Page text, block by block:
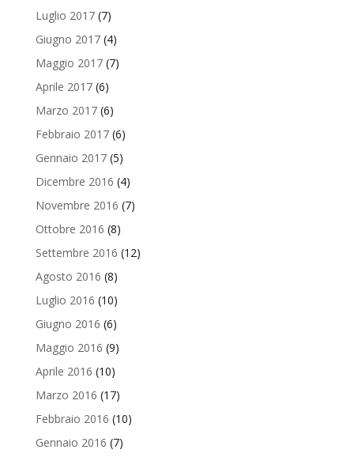
Luglio 2017(7)
Giugno 2017(4)
Maggio 2017(7)
Aprile 2017(6)
Marzo 2017(6)
Febbraio 2017(6)
Gennaio 2017(5)
Dicembre 2016 (4)
Novembre 2016 (7)
Ottobre 2016 (8)
Settembre 2016 (12)
Agosto 2016 (8)
Luglio 2016 (10)
Giugno 2016 (6)
Maggio 2016 (9)
Aprile 2016 (10)
Marzo 2016 (17)
Febbraio 2016 (10)
Gennaio 2016 (7)